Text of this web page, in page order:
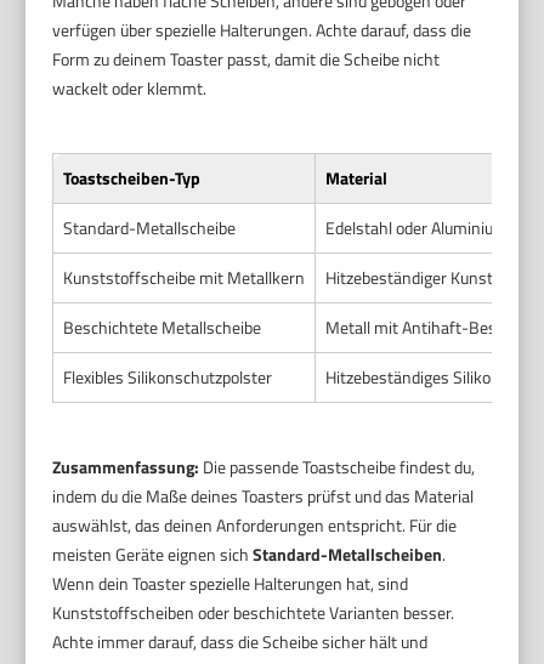
verfügen über spezielle Halterungen. Achte darauf, dass die
Form zu deinem Toaster passt, damit die Scheibe nicht
wackelt oder klemmt.
Toastscheiben-Typ
Material
Standard-Metallscheibe
Edelstahl oder Aluminium
Kunststoffscheibe mit Metallkern
Hitzebeständiger Kunststoff
Beschichtete Metallscheibe
Metall mit Antihaft-
Flexibles Silikonschutzpolster
Hitzebeständiges Silikon
Zusammenfassung: Die passende Toastscheibe findest du,
indem du die Maße deines Toasters prüfst und das Material
auswählst, das deinen Anforderungen entspricht. Für die
meisten Geräte eignen sichStandard-Metallscheiben.
Wenn dein Toaster spezielle Halterungen hat, sind
Kunststoffscheiben oder beschichtete Varianten besser.
Achte immer darauf, dass die Scheibe sicher hält und